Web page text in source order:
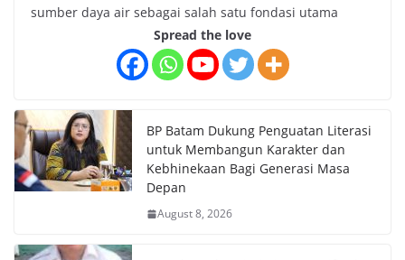
sumber daya air sebagai salah satu fondasi utama
Spread the love
BP Batam Dukung Penguatan Literasi
untuk Membangun Karakter dan
Kebhinekaan Bagi Generasi Masa
Depan
August 8, 2026